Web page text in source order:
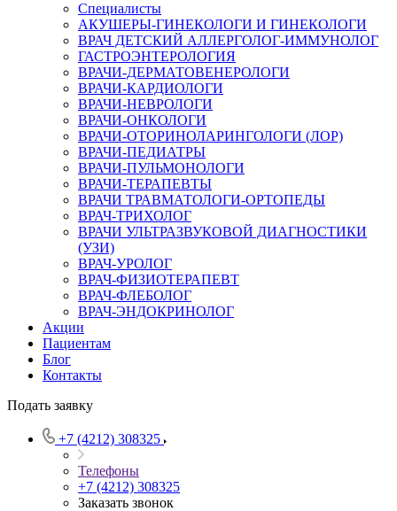
Специалисты
АКУШЕРЫ-ГИНЕКОЛОГИ И ГИНЕКОЛОГИ
ВРАЧ ДЕТСКИЙ АЛЛЕРГОЛОГ-ИММУНОЛОГ
ГАСТРОЭНТЕРОЛОГИЯ
ВРАЧИ-ДЕРМАТОВЕНЕРОЛОГИ
ВРАЧИ-КАРДИОЛОГИ
ВРАЧИ-НЕВРОЛОГИ
ВРАЧИ-ОНКОЛОГИ
ВРАЧИ-ОТОРИНОЛАРИНГОЛОГИ (ЛОР)
ВРАЧИ-ПЕДИАТРЫ
ВРАЧИ-ПУЛЬМОНОЛОГИ
ВРАЧИ-ТЕРАПЕВТЫ
ВРАЧИ ТРАВМАТОЛОГИ-ОРТОПЕДЫ
ВРАЧ-ТРИХОЛОГ
ВРАЧИ УЛЬТРАЗВУКОВОЙ ДИАГНОСТИКИ
(УЗИ)
ВРАЧ-УРОЛОГ
ВРАЧ-ФИЗИОТЕРАПЕВТ
ВРАЧ-ФЛЕБОЛОГ
ВРАЧ-ЭНДОКРИНОЛОГ
Акции
Пациентам
Блог
Контакты
Подать заявку
+7 (4212) 308325
Телефоны
+7 (4212) 308325
Заказать звонок